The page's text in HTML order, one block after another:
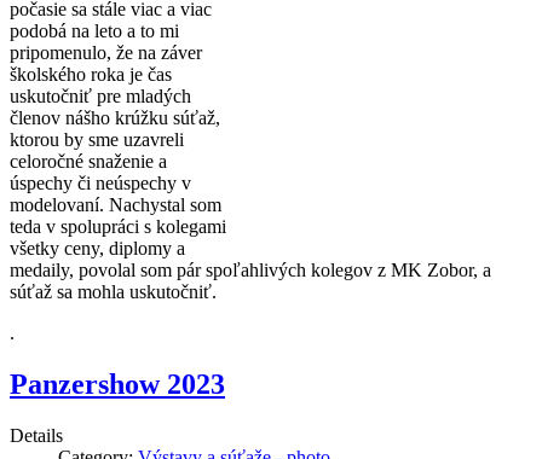
počasie sa stále viac a viac
podobá na leto a to mi
pripomenulo, že na záver
školského roka je čas
uskutočniť pre mladých
členov nášho krúžku súťaž,
ktorou by sme uzavreli
celoročné snaženie a
úspechy či neúspechy v
modelovaní. Nachystal som
teda v spolupráci s kolegami
všetky ceny, diplomy a
medaily, povolal som pár spoľahlivých kolegov z MK Zobor, a
súťaž sa mohla uskutočniť.
.
Panzershow 2023
Details